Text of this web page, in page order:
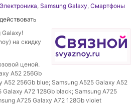
Электроника, Samsung Galaxy, Смартфоны
Galaxy!
на скидку
ценой.
A52 256Gb
A52 256Gb blue; Samsung A525 Galaxy A52
Galaxy A72 128Gb black; Samsung A725
A725 Galaxy A72 128Gb violet